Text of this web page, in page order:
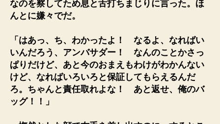
なのを察してため息と舌打ちまじりに言った。ほ
んとに嫌々でだ。
「はあっ、ち、わかったよ！ なるよ、なればい
いんだろう、アンバサダー！ なんのことかさっ
ぱりだけど、あと今のおまえもわけがわかんない
けど、なればいろいろと保証してもらえるんだ
ろ。ちゃんと責任取れよな！ あと返せ、俺のバ
ッグ！！」